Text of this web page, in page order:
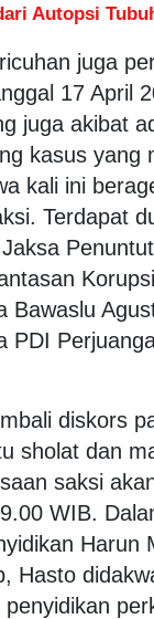
Autopsi
juga
17 April
juga akibat
kasus yang
kali ini
Terdapat
Bawaslu
PDI
diskors
sholat dan
saksi
WIB.
Harun
Hasto